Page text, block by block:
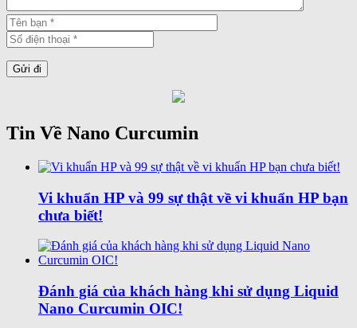
Tin Về Nano Curcumin
Vi khuẩn HP và 99 sự thật về vi khuẩn HP bạn
chưa biết!
Đánh giá của khách hàng khi sử dụng Liquid
Nano Curcumin OIC!